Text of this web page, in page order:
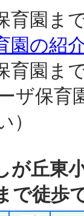
園ま
園の紹
園ま
保育
）
が丘東
で徒歩